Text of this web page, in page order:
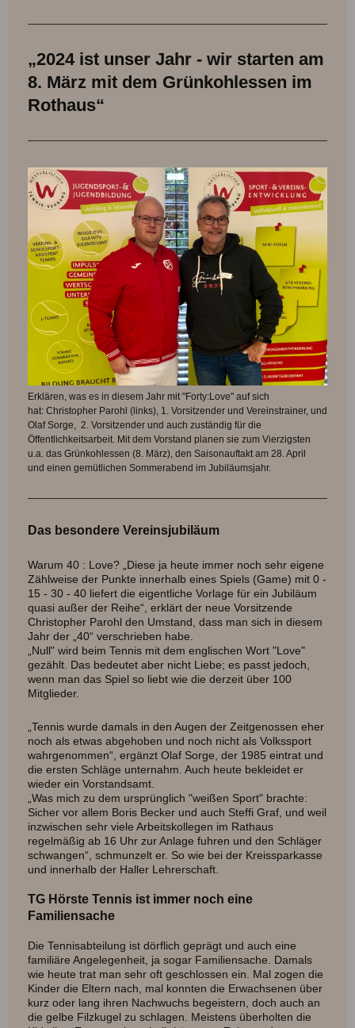
„2024 ist unser Jahr - wir starten am
8. März mit dem Grünkohlessen im
Rothaus“​
Erklären, was es in diesem Jahr mit "Forty:Love" auf sich
hat: Christopher Parohl (links), 1. Vorsitzender und Vereinstrainer, und
Olaf Sorge, 2. Vorsitzender und auch zuständig für die
Öffentlichkeitsarbeit. Mit dem Vorstand planen sie zum Vierzigsten
u.a. das Grünkohlessen (8. März), den Saisonauftakt am 28. April
und einen gemütlichen Sommerabend im Jubiläumsjahr.
Das besondere Vereinsjubiläum
Warum 40 : Love? „Diese ja heute immer noch sehr eigene
Zählweise der Punkte innerhalb eines Spiels (Game) mit 0 -
15 - 30 - 40 liefert die eigentliche Vorlage für ein Jubiläum
quasi außer der Reihe“, erklärt der neue Vorsitzende
Christopher Parohl den Umstand, dass man sich in diesem
Jahr der „40“ verschrieben habe.
„Null" wird beim Tennis mit dem englischen Wort "Love"
gezählt. Das bedeutet aber nicht Liebe; es passt jedoch,
wenn man das Spiel so liebt wie die derzeit über 100
Mitglieder.
„Tennis wurde damals in den Augen der Zeitgenossen eher
noch als etwas abgehoben und noch nicht als Volkssport
wahrgenommen“, ergänzt Olaf Sorge, der 1985 eintrat und
die ersten Schläge unternahm. Auch heute bekleidet er
wieder ein Vorstandsamt.
„Was mich zu dem ursprünglich "weißen Sport" brachte:
Sicher vor allem Boris Becker und auch Steffi Graf, und weil
inzwischen sehr viele Arbeitskollegen im Rathaus
regelmäßig ab 16 Uhr zur Anlage fuhren und den Schläger
schwangen“, schmunzelt er. So wie bei der Kreissparkasse
und innerhalb der Haller Lehrerschaft.
TG Hörste Tennis ist immer noch eine
Familiensache
Die Tennisabteilung ist dörflich geprägt und auch eine
familiäre Angelegenheit, ja sogar Familiensache. Damals
wie heute trat man sehr oft geschlossen ein. Mal zogen die
Kinder die Eltern nach, mal konnten die Erwachsenen über
kurz oder lang ihren Nachwuchs begeistern, doch auch an
die gelbe Filzkugel zu schlagen. Meistens überholten die